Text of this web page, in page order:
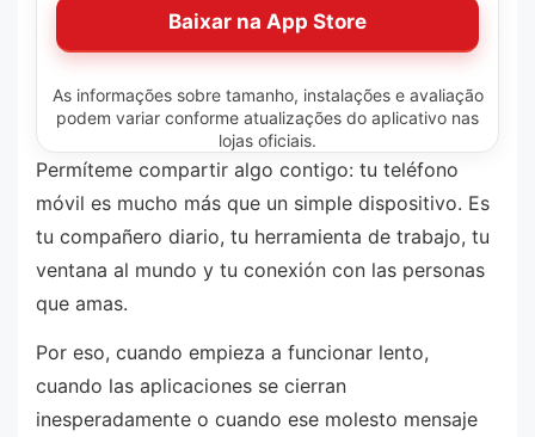
Baixar na App Store
As informações sobre tamanho, instalações e avaliação
podem variar conforme atualizações do aplicativo nas
lojas oficiais.
Permíteme compartir algo contigo: tu teléfono
móvil es mucho más que un simple dispositivo. Es
tu compañero diario, tu herramienta de trabajo, tu
ventana al mundo y tu conexión con las personas
que amas.
Por eso, cuando empieza a funcionar lento,
cuando las aplicaciones se cierran
inesperadamente o cuando ese molesto mensaje